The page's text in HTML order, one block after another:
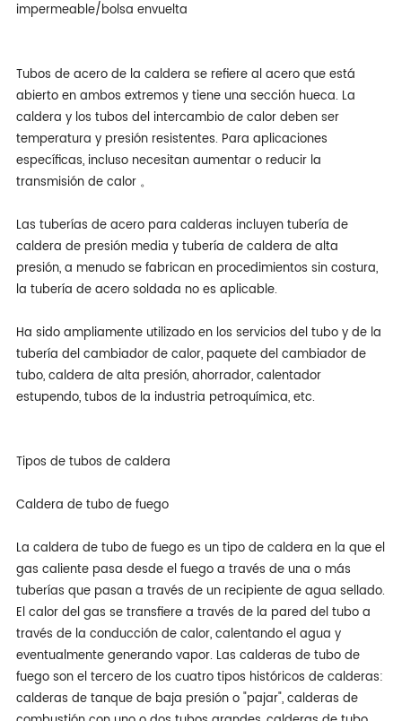
impermeable/bolsa envuelta
Tubos de acero de la caldera se refiere al acero que está
abierto en ambos extremos y tiene una sección hueca. La
caldera y los tubos del intercambio de calor deben ser
temperatura y presión resistentes. Para aplicaciones
específicas, incluso necesitan aumentar o reducir la
transmisión de calor 。
Las tuberías de acero para calderas incluyen tubería de
caldera de presión media y tubería de caldera de alta
presión, a menudo se fabrican en procedimientos sin costura,
la tubería de acero soldada no es aplicable.
Ha sido ampliamente utilizado en los servicios del tubo y de la
tubería del cambiador de calor, paquete del cambiador de
tubo, caldera de alta presión, ahorrador, calentador
estupendo, tubos de la industria petroquímica, etc.
Tipos de tubos de caldera
Caldera de tubo de fuego
La caldera de tubo de fuego es un tipo de caldera en la que el
gas caliente pasa desde el fuego a través de una o más
tuberías que pasan a través de un recipiente de agua sellado.
El calor del gas se transfiere a través de la pared del tubo a
través de la conducción de calor, calentando el agua y
eventualmente generando vapor. Las calderas de tubo de
fuego son el tercero de los cuatro tipos históricos de calderas:
calderas de tanque de baja presión o "pajar", calderas de